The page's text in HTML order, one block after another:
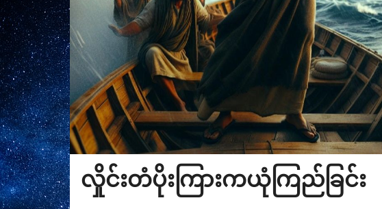
လှိုင်းတံပိုးကြားကယုံကြည်ခြင်း